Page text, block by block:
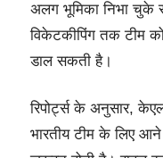
अलग भूमिका निभा चुके
विकेटकीपिंग तक टीम
डाल सकती है।
रिपोर्ट्स के अनुसार,
भारतीय टीम के लिए